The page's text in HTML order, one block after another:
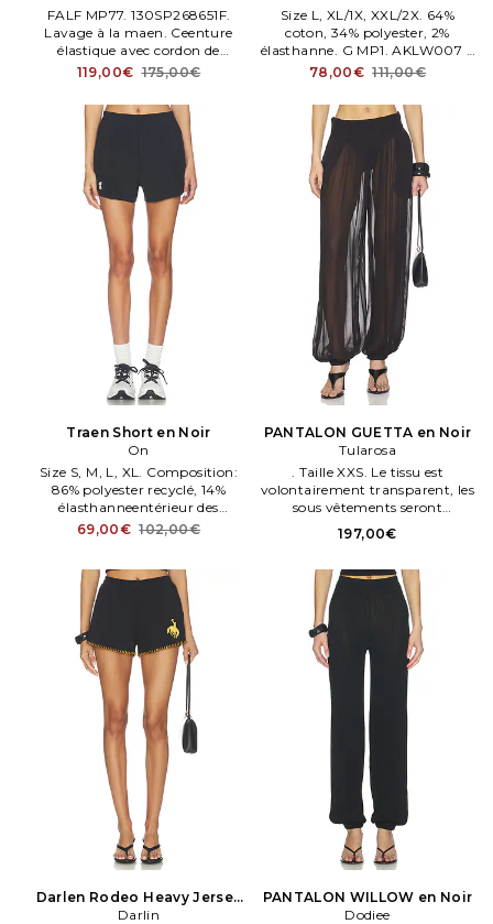
FALF MP77. 130SP268651F.
Lavage à la maen. Ceenture
élastique avec cordon de
serrage. Fear of God
SWEAT TRAenen. G en Noir.
119,00€ 175,00€
Size L, XL/1X, XXL/2X. 64%
coton, 34% polyester, 2%
élasthanne. G MP1. AKLW007 1.
Logo appliqué devant.
78,00€ 111,00€
Traen Short en Noir
On
Size S, M, L, XL. Composition:
86% polyester recyclé, 14%
élasthanneentérieur des
poches:100% polyester
WF12. 1WF10330553. Tissu de
sport léger. Taille élastiquée.
69,00€ 102,00€
PANTALON GUETTA en Noir
Tularosa
. Taille XXS. Le tissu est
volontairement transparent, les
sous vêtements seront
apparents. Attention, les sous
vêtements ne sont pas enclus.
197,00€
Darlen Rodeo Heavy Jersey
Short en Noir
Darlin
PANTALON WILLOW en Noir
Dodiee